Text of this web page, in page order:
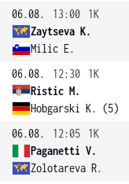
06.08.
13:00
1K
Zaytseva K.
Milic E.
06.08.
12:30
1K
Ristic M.
Hobgarski K. (5)
06.08.
12:05
1K
Paganetti V.
Zolotareva R.